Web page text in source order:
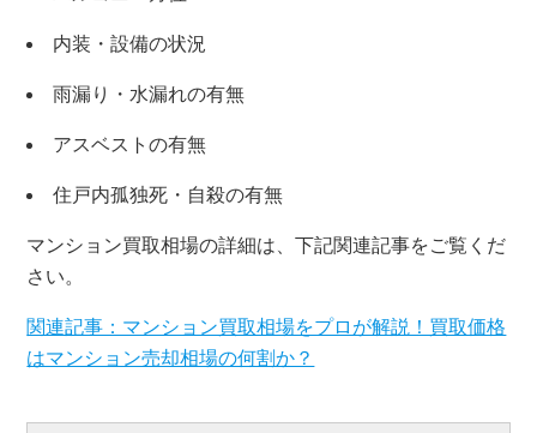
内装・設備の状況
雨漏り・水漏れの有無
アスベストの有無
住戸内孤独死・自殺の有無
マンション買取相場の詳細は、下記関連記事をご覧くだ
さい。
関連記事：マンション買取相場をプロが解説！買取価格
はマンション売却相場の何割か？